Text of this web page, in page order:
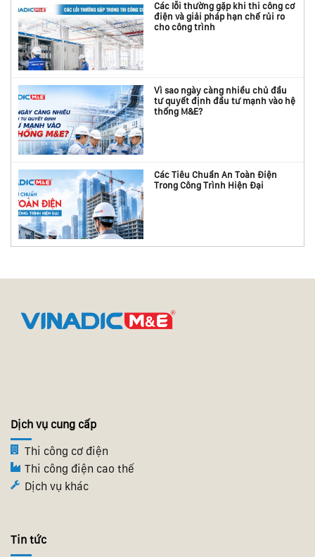
Các lỗi thường gặp khi thi công cơ
điện và giải pháp hạn chế rủi ro
cho công trình
Vì sao ngày càng nhiều chủ đầu
tư quyết định đầu tư mạnh vào hệ
thống M&E?
Các Tiêu Chuẩn An Toàn Điện
Trong Công Trình Hiện Đại
Dịch vụ cung cấp
Thi công cơ điện
Thi công điện cao thế
Dịch vụ khác
Tin tức